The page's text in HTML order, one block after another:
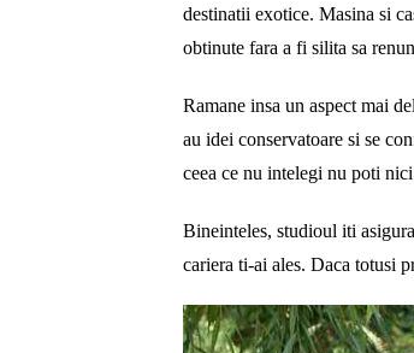
destinatii exotice. Masina si
obtinute fara a fi silita sa
Ramane insa un aspect mai
au idei conservatoare si se
ceea ce nu intelegi nu poti nici
Bineinteles, studioul iti
cariera ti-ai ales. Daca totusi